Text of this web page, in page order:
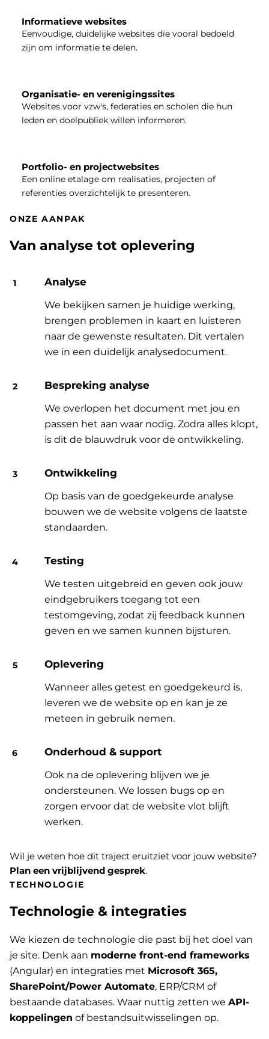
Informatieve websites
Eenvoudige, duidelijke websites die vooral bedoeld
zijn om informatie te delen.
Organisatie- en verenigingssites
Websites voor vzw's, federaties en scholen die hun
leden en doelpubliek willen informeren.
Portfolio- en projectwebsites
Een online etalage om realisaties, projecten of
referenties overzichtelijk te presenteren.
ONZE AANPAK
Van analyse tot oplevering
Analyse
We bekijken samen je huidige werking,
brengen problemen in kaart en luisteren
naar de gewenste resultaten. Dit vertalen
we in een duidelijk analysedocument.
Bespreking analyse
We overlopen het document met jou en
passen het aan waar nodig. Zodra alles klopt,
is dit de blauwdruk voor de ontwikkeling.
Ontwikkeling
Op basis van de goedgekeurde analyse
bouwen we de website volgens de laatste
standaarden.
Testing
We testen uitgebreid en geven ook jouw
eindgebruikers toegang tot een
testomgeving, zodat zij feedback kunnen
geven en we samen kunnen bijsturen.
Oplevering
Wanneer alles getest en goedgekeurd is,
leveren we de website op en kan je ze
meteen in gebruik nemen.
Onderhoud & support
Ook na de oplevering blijven we je
ondersteunen. We lossen bugs op en
zorgen ervoor dat de website vlot blijft
werken.
Wil je weten hoe dit traject eruitziet voor jouw website?
Plan een vrijblijvend gesprek.
TECHNOLOGIE
Technologie & integraties
We kiezen de technologie die past bij het doel van
je site. Denk aan moderne front-end frameworks
(Angular) en integraties met Microsoft 365,
SharePoint/Power Automate, ERP/CRM of
bestaande databases. Waar nuttig zetten we API-
koppelingen of bestandsuitwisselingen op.